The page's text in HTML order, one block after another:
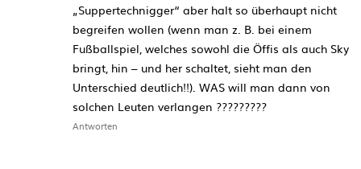
„Suppertechnigger“ aber halt so überhaupt nicht
begreifen wollen (wenn man z. B. bei einem
Fußballspiel, welches sowohl die Öffis als auch Sky
bringt, hin – und her schaltet, sieht man den
Unterschied deutlich!!). WAS will man dann von
solchen Leuten verlangen ?????????
Antworten